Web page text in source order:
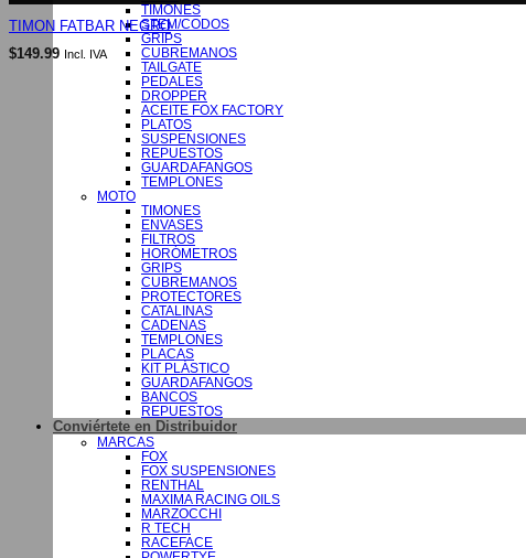
TIMONES
STEM/CODOS
GRIPS
CUBREMANOS
TAILGATE
PEDALES
DROPPER
ACEITE FOX FACTORY
PLATOS
SUSPENSIONES
REPUESTOS
GUARDAFANGOS
TEMPLONES
MOTO
TIMONES
ENVASES
FILTROS
HORÓMETROS
GRIPS
CUBREMANOS
PROTECTORES
CATALINAS
CADENAS
TEMPLONES
PLACAS
KIT PLÁSTICO
GUARDAFANGOS
BANCOS
REPUESTOS
Conviértete en Distribuidor
MARCAS
FOX
FOX SUSPENSIONES
RENTHAL
MAXIMA RACING OILS
MARZOCCHI
R TECH
RACEFACE
TIMON FATBAR NEGRO
$149.99 Incl. IVA